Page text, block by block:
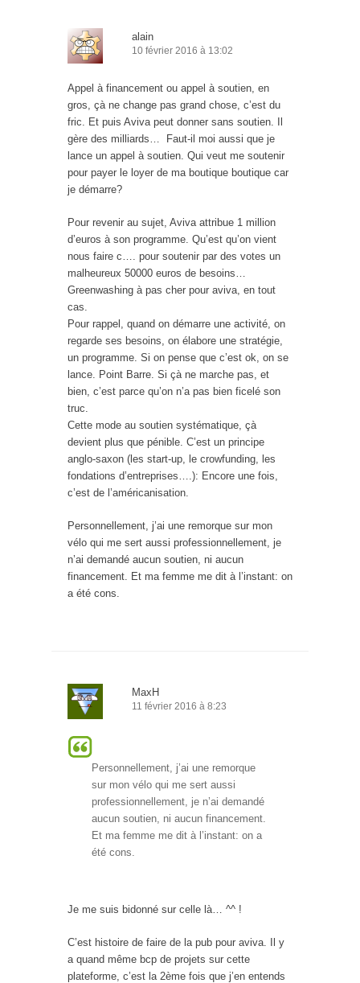
alain
10 février 2016 à 13:02
Appel à financement ou appel à soutien, en
gros, çà ne change pas grand chose, c’est du
fric. Et puis Aviva peut donner sans soutien. Il
gère des milliards… Faut-il moi aussi que je
lance un appel à soutien. Qui veut me soutenir
pour payer le loyer de ma boutique boutique car
je démarre?
Pour revenir au sujet, Aviva attribue 1 million
d’euros à son programme. Qu’est qu’on vient
nous faire c…. pour soutenir par des votes un
malheureux 50000 euros de besoins…
Greenwashing à pas cher pour aviva, en tout
cas.
Pour rappel, quand on démarre une activité, on
regarde ses besoins, on élabore une stratégie,
un programme. Si on pense que c’est ok, on se
lance. Point Barre. Si çà ne marche pas, et
bien, c’est parce qu’on n’a pas bien ficelé son
truc.
Cette mode au soutien systématique, çà
devient plus que pénible. C’est un principe
anglo-saxon (les start-up, le crowfunding, les
fondations d’entreprises….): Encore une fois,
c’est de l’américanisation.
Personnellement, j’ai une remorque sur mon
vélo qui me sert aussi professionnellement, je
n’ai demandé aucun soutien, ni aucun
financement. Et ma femme me dit à l’instant: on
a été cons.
MaxH
11 février 2016 à 8:23
Personnellement, j’ai une remorque
sur mon vélo qui me sert aussi
professionnellement, je n’ai demandé
aucun soutien, ni aucun financement.
Et ma femme me dit à l’instant: on a
été cons.
Je me suis bidonné sur celle là… ^^ !
C’est histoire de faire de la pub pour aviva. Il y
a quand même bcp de projets sur cette
plateforme, c’est la 2ème fois que j’en entends